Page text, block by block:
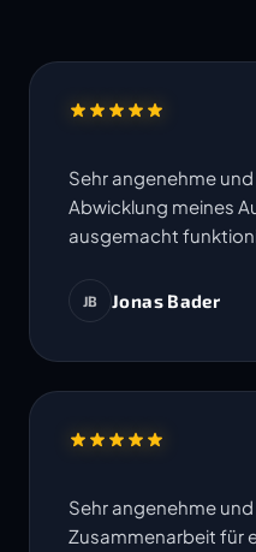
Sehr angenehme
Abwicklung meines
ausgemacht
JB Jonas Bader
Sehr angenehme
Zusammenarbeit für